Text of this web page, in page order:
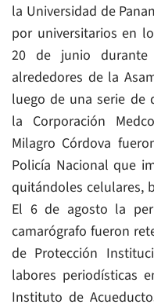
la Universidad de
por universitarios en
20 de junio durante
alrededores de la
luego de una serie de
la Corporación
Milagro Córdova
Policía Nacional que
quitándoles celulares,
El 6 de agosto la
camarógrafo fueron
de Protección
labores periodísticas
Instituto de